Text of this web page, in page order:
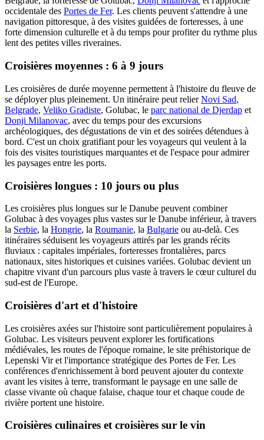
occidentale des Portes de Fer. Les clients peuvent s'attendre à une
navigation pittoresque, à des visites guidées de forteresses, à une
forte dimension culturelle et à du temps pour profiter du rythme plus
lent des petites villes riveraines.
Croisières moyennes : 6 à 9 jours
Les croisières de durée moyenne permettent à l'histoire du fleuve de
se déployer plus pleinement. Un itinéraire peut relierNovi Sad,
Belgrade, Veliko Gradiste, Golubac, le parc national de Djerdap et
Donji Milanovac, avec du temps pour des excursions
archéologiques, des dégustations de vin et des soirées détendues à
bord. C'est un choix gratifiant pour les voyageurs qui veulent à la
fois des visites touristiques marquantes et de l'espace pour admirer
les paysages entre les ports.
Croisières longues : 10 jours ou plus
Les croisières plus longues sur le Danube peuvent combiner
Golubac à des voyages plus vastes sur le Danube inférieur, à travers
la Serbie, la Hongrie, la Roumanie, la Bulgarie ou au-delà. Ces
itinéraires séduisent les voyageurs attirés par les grands récits
fluviaux : capitales impériales, forteresses frontalières, parcs
nationaux, sites historiques et cuisines variées. Golubac devient un
chapitre vivant d'un parcours plus vaste à travers le cœur culturel du
sud-est de l'Europe.
Croisières d'art et d'histoire
Les croisières axées sur l'histoire sont particulièrement populaires à
Golubac. Les visiteurs peuvent explorer les fortifications
médiévales, les routes de l'époque romaine, le site préhistorique de
Lepenski Vir et l'importance stratégique des Portes de Fer. Les
conférences d'enrichissement à bord peuvent ajouter du contexte
avant les visites à terre, transformant le paysage en une salle de
classe vivante où chaque falaise, chaque tour et chaque coude de
rivière portent une histoire.
Croisières culinaires et croisières sur le vin